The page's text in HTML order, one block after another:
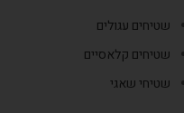
שטיחים עגולים
שטיחים קלאסיים
שטיחי שאגי